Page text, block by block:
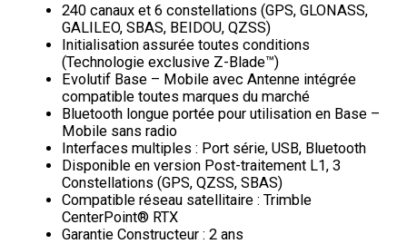
240 canaux et 6 constellations (GPS, GLONASS,
GALILEO, SBAS, BEIDOU, QZSS)
Initialisation assurée toutes conditions
(Technologie exclusive Z-Blade™)
Evolutif Base – Mobile avec Antenne intégrée
compatible toutes marques du marché
Bluetooth longue portée pour utilisation en Base –
Mobile sans radio
Interfaces multiples : Port série, USB, Bluetooth
Disponible en version Post-traitement L1, 3
Constellations (GPS, QZSS, SBAS)
Compatible réseau satellitaire : Trimble
CenterPoint® RTX
Garantie Constructeur : 2 ans